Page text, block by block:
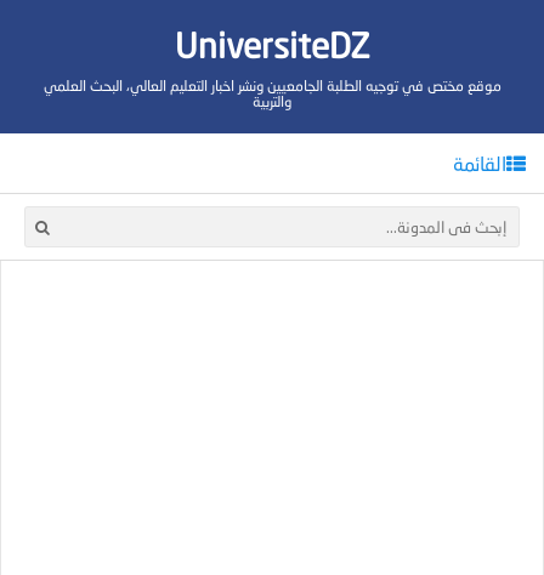
UniversiteDZ
موقع مختص في توجيه الطلبة الجامعيين ونشر اخبار التعليم العالي، البحث العلمي
والتربية
القائمة